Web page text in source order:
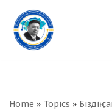
Skip
to
Home » Topics » Біздің